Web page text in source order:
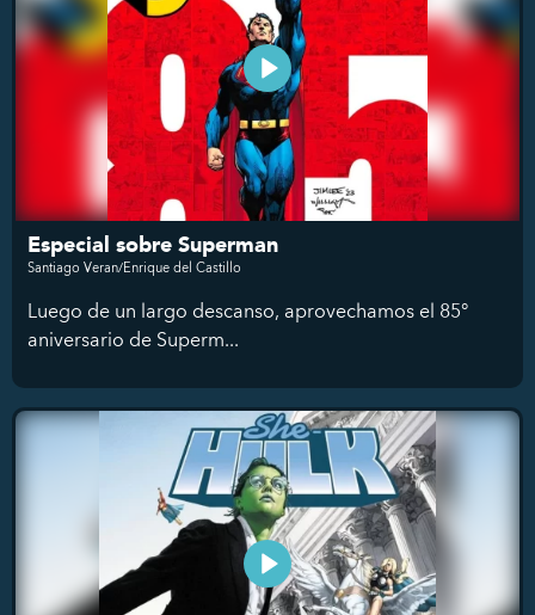
Especial sobre Superman
Santiago Veran/Enrique del Castillo
Luego de un largo descanso, aprovechamos el 85°
aniversario de Superm...